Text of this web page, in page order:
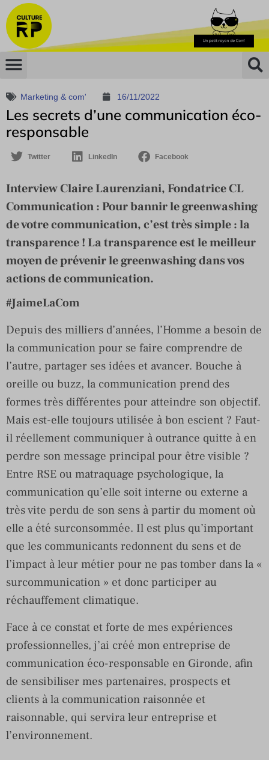
Marketing & com' 16/11/2022
Les secrets d’une communication éco-
responsable
Twitter LinkedIn Facebook
Interview Claire Laurenziani, Fondatrice CL
Communication : Pour bannir le greenwashing
de votre communication, c’est très simple : la
transparence ! La transparence est le meilleur
moyen de prévenir le greenwashing dans vos
actions de communication.
#JaimeLaCom
Depuis des milliers d’années, l’Homme a besoin de
la communication pour se faire comprendre de
l’autre, partager ses idées et avancer. Bouche à
oreille ou buzz, la communication prend des
formes très différentes pour atteindre son objectif.
Mais est-elle toujours utilisée à bon escient ? Faut-
il réellement communiquer à outrance quitte à en
perdre son message principal pour être visible ?
Entre RSE ou matraquage psychologique, la
communication qu’elle soit interne ou externe a
très vite perdu de son sens à partir du moment où
elle a été surconsommée. Il est plus qu’important
que les communicants redonnent du sens et de
l’impact à leur métier pour ne pas tomber dans la «
surcommunication » et donc participer au
réchauffement climatique.
Face à ce constat et forte de mes expériences
professionnelles, j’ai créé mon entreprise de
communication éco-responsable en Gironde, afin
de sensibiliser mes partenaires, prospects et
clients à la communication raisonnée et
raisonnable, qui servira leur entreprise et
l’environnement.